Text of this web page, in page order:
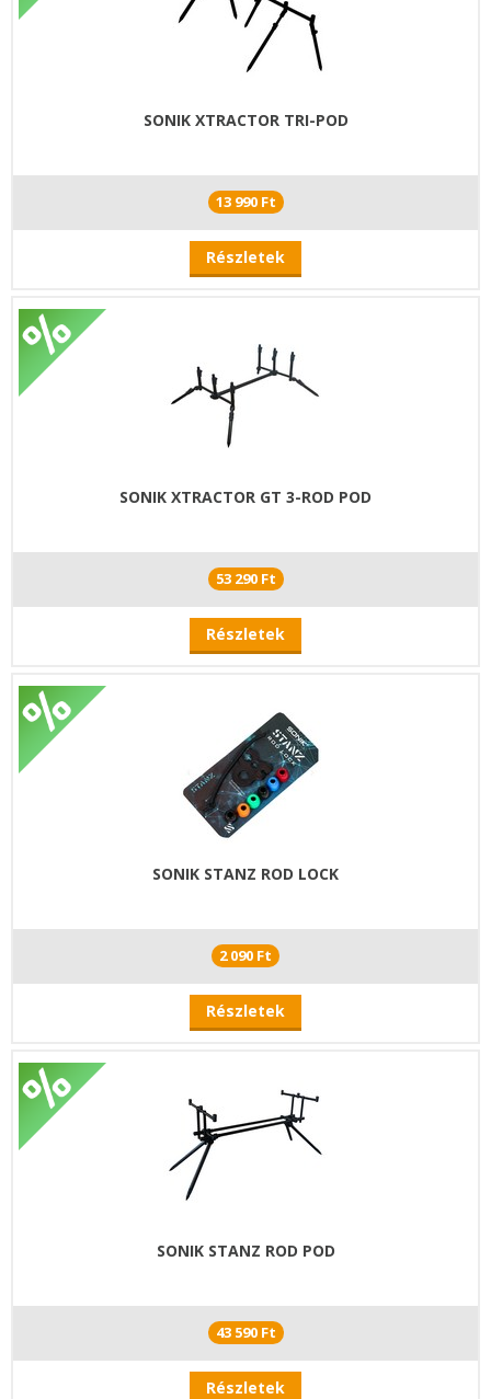
SONIK XTRACTOR TRI-POD
13 990 Ft
Részletek
SONIK XTRACTOR GT 3-ROD POD
53 290 Ft
Részletek
SONIK STANZ ROD LOCK
2 090 Ft
Részletek
SONIK STANZ ROD POD
43 590 Ft
Részletek